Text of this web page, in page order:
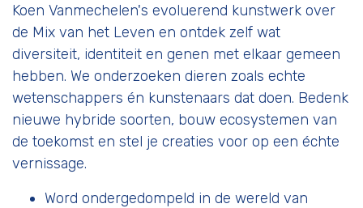
Koen Vanmechelen's evoluerend kunstwerk over
de Mix van het Leven en ontdek zelf wat
diversiteit, identiteit en genen met elkaar gemeen
hebben. We onderzoeken dieren zoals echte
wetenschappers én kunstenaars dat doen. Bedenk
nieuwe hybride soorten, bouw ecosystemen van
de toekomst en stel je creaties voor op een échte
vernissage.
Word ondergedompeld in de wereld van